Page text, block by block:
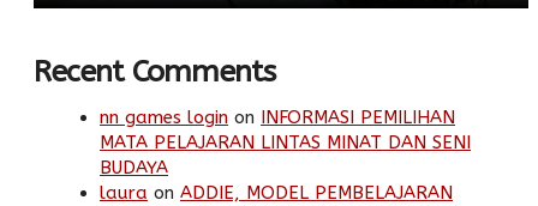
Recent Comments
nn games login on INFORMASI PEMILIHAN
MATA PELAJARAN LINTAS MINAT DAN SENI
BUDAYA
laura on ADDIE, MODEL PEMBELAJARAN